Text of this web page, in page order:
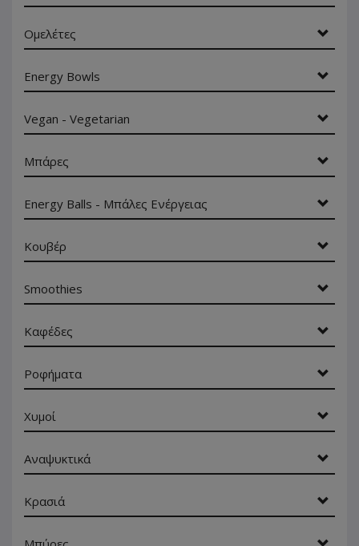
Ομελέτες
Energy Bowls
Vegan - Vegetarian
Μπάρες
Energy Balls - Μπάλες Ενέργειας
Κουβέρ
Smoothies
Καφέδες
Ροφήματα
Χυμοί
Αναψυκτικά
Κρασιά